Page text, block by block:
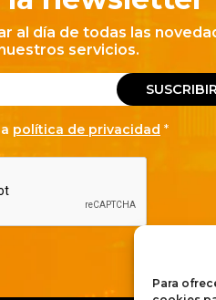
Para
al día de todas las
servicios.
política de privacidad